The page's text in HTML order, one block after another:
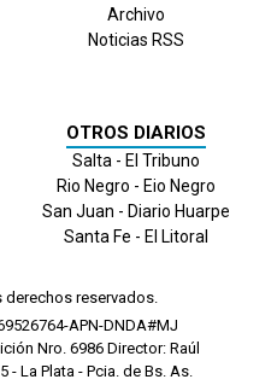
Archivo
Noticias RSS
OTROS DIARIOS
Salta - El Tribuno
Rio Negro - Eio Negro
San Juan - Diario Huarpe
Santa Fe - El Litoral
derechos reservados.
APN-DNDA#MJ
Nro. 6986 Director: Raúl
- La Plata - Pcia. de Bs. As.